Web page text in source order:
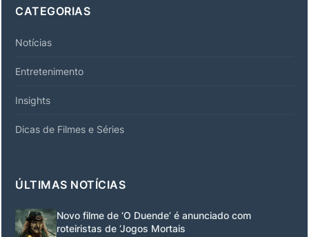
CATEGORIAS
Notícias
Entretenimento
Insights
Dicas de Filmes e Séries
ÚLTIMAS NOTÍCIAS
Novo filme de ‘O Duende’ é anunciado com
roteiristas de ‘Jogos Mortais